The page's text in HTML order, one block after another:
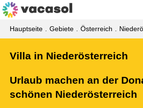
Hauptseite Gebiete Österreich
Villa in Niederösterreich
Urlaub machen an der
schönen Niederösterreich